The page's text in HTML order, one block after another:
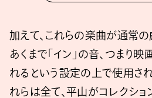
加えて、これらの楽曲が通常の
あくまで「イン」の音、つまり
れるという設定の上で使用さ
れらは全て、平山がコレクショ